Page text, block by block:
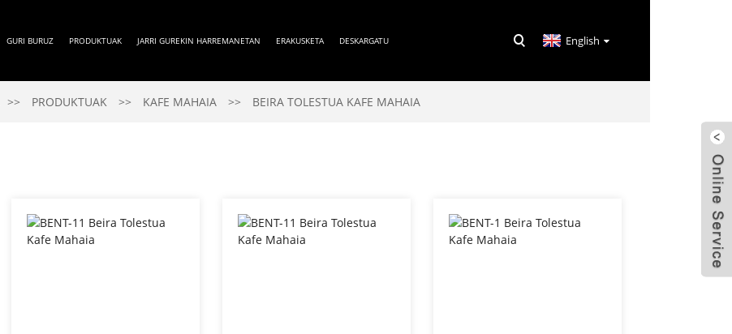
GURI BURUZ PRODUKTUAK JARRI GUREKIN HARREMANETAN ERAKUSKETA DESKARGATU English
PRODUKTUAK KAFE MAHAIA BEIRA TOLESTUA KAFE MAHAIA